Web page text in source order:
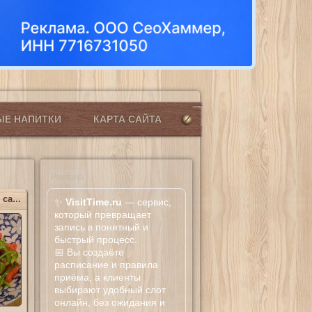
НАПИТКИ КАРТА САЙТА
Простой греческий салат ✨ VisitTime.ru — сервис,
который превращает
запись в понятный и
быстрый процесс.
📅 Вы создаёте
расписание и правила
приёма, а клиенты
выбирают удобный слот
онлайн, без ожидания и